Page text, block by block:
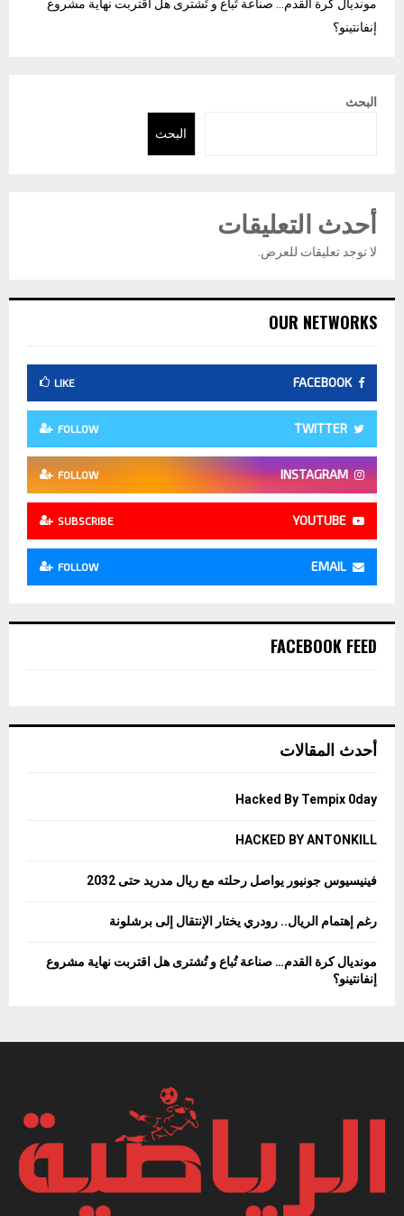
مونديال كرة القدم… صناعة تُباع و تُشترى هل اقتربت نهاية مشروع
إنفانتينو؟
البحث
البحث
أحدث التعليقات
لا توجد تعليقات للعرض.
OUR NETWORKS
FACEBOOK
LIKE
TWITTER
FOLLOW
INSTAGRAM
FOLLOW
YOUTUBE
SUBSCRIBE
EMAIL
FOLLOW
FACEBOOK FEED
أحدث المقالات
Hacked By Tempix 0day
HACKED BY ANTONKILL
فينيسيوس جونيور يواصل رحلته مع ريال مدريد حتى 2032
رغم إهتمام الريال.. رودري يختار الإنتقال إلى برشلونة
مونديال كرة القدم… صناعة تُباع و تُشترى هل اقتربت نهاية مشروع
إنفانتينو؟